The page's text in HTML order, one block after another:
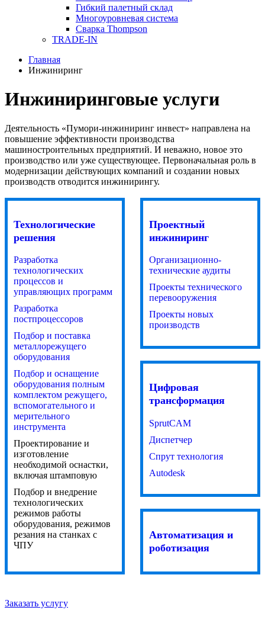
Гибкий палетный склад
Многоуровневая система
Сварка Thompson
TRADE-IN
Главная
Инжиниринг
Инжиниринговые услуги
Деятельность «Пумори-инжиниринг инвест» направлена на
повышение эффективности производства
машиностроительных предприятий. И неважно, новое это
производство или уже существующее. Первоначальная роль в
модернизации действующих компаний и создании новых
производств отводится инжинирингу.
Технологические
решения
Разработка
технологических
процессов и
управляющих программ
Разработка
постпроцессоров
Подбор и поставка
металлорежущего
оборудования
Подбор и оснащение
оборудования полным
комплектом режущего,
вспомогательного и
мерительного
инструмента
Проектирование и
изготовление
необходимой оснастки,
включая штамповую
Подбор и внедрение
технологических
режимов работы
оборудования, режимов
резания на станках с
ЧПУ
Проектный
инжиниринг
Организационно-
технические аудиты
Проекты технического
перевооружения
Проекты новых
производств
Цифровая
трансформация
SprutCAM
Диспетчер
Спрут технология
Autodesk
Автоматизация и
роботизация
Заказать услугу